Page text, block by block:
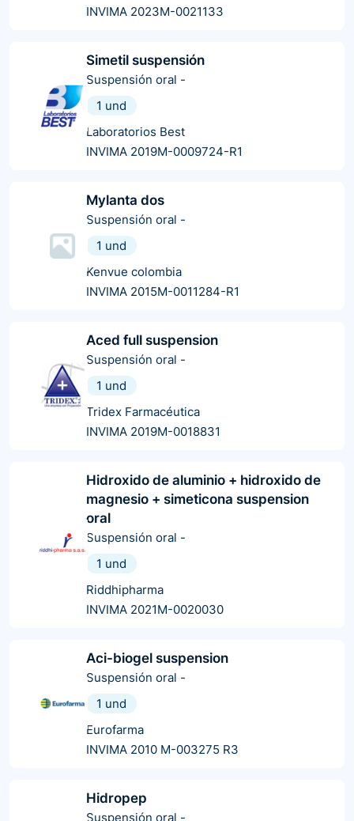
INVIMA 2023M-0021133
Simetil suspensión
Suspensión oral -
1 und
Laboratorios Best
INVIMA 2019M-0009724-R1
Mylanta dos
Suspensión oral -
1 und
Kenvue colombia
INVIMA 2015M-0011284-R1
Aced full suspension
Suspensión oral -
1 und
Tridex Farmacéutica
INVIMA 2019M-0018831
Hidroxido de aluminio + hidroxido de
magnesio + simeticona suspension
oral
Suspensión oral -
1 und
Riddhipharma
INVIMA 2021M-0020030
Aci-biogel suspension
Suspensión oral -
1 und
Eurofarma
INVIMA 2010 M-003275 R3
Hidropep
Suspensión oral -